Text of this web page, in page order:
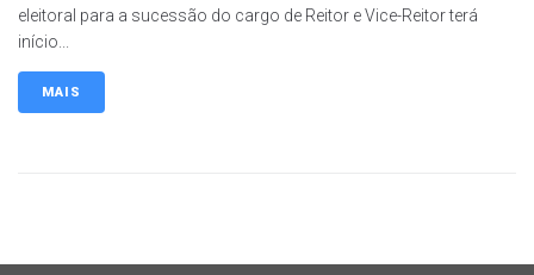
eleitoral para a sucessão do cargo de Reitor e Vice-Reitor terá
início...
MAIS